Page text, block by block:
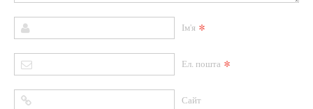
Ім'я *
Ел. пошта *
Сайт